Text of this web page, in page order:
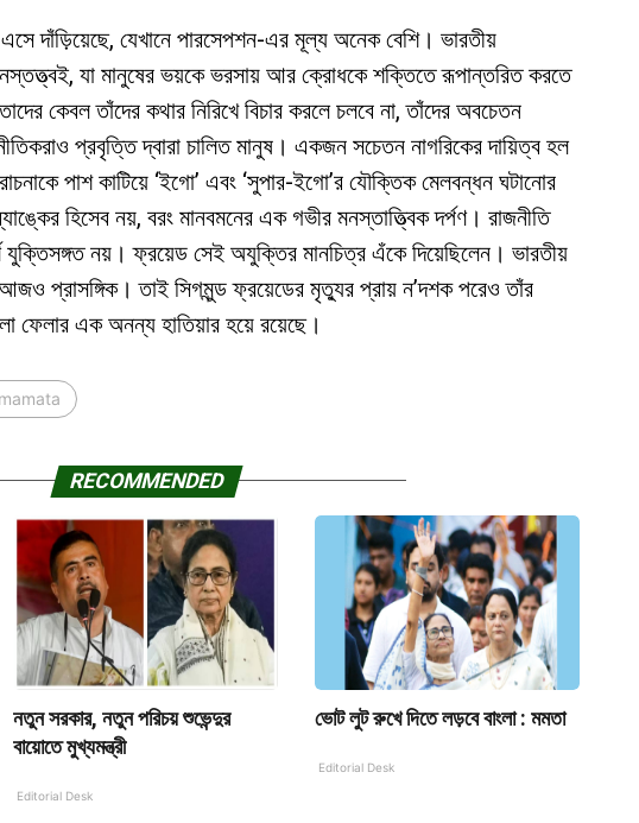
দাঁড়িয়েছে, যেখানে পারসেপশন-এর মূল্য অনেক বেশি। ভারতীয়
যা মানুষের ভয়কে ভরসায় আর ক্রোধকে শক্তিতে রূপান্তরিত করতে
কেবল তাঁদের কথার নিরিখে বিচার করলে চলবে না, তাঁদের অবচেতন
প্রবৃত্তি দ্বারা চালিত মানুষ। একজন সচেতন নাগরিকের দায়িত্ব হল
পাশ কাটিয়ে ‘ইগো’ এবং ‘সুপার-ইগো’র যৌক্তিক মেলবন্ধন ঘটানোর
হিসেব নয়, বরং মানবমনের এক গভীর মনস্তাত্ত্বিক দর্পণ। রাজনীতি
নয়। ফ্রয়েড সেই অযুক্তির মানচিত্র এঁকে দিয়েছিলেন। ভারতীয়
প্রাসঙ্গিক। তাই সিগমুন্ড ফ্রয়েডের মৃত্যুর প্রায় ন’দশক পরেও তাঁর
ফেলার এক অনন্য হাতিয়ার হয়ে রয়েছে।
mamata
RECOMMENDED
নতুন সরকার, নতুন পরিচয় শুভেন্দুর
বায়োতে মুখ্যমন্ত্রী
Editorial Desk
ভোট লুট রুখে দিতে লড়বে বাংলা : মমতা
Editorial Desk